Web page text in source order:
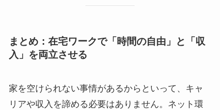
まとめ：在宅ワークで「時間の自由」と「収
入」を両立させる
家を空けられない事情があるからといって、キャ
リアや収入を諦める必要はありません。ネット環